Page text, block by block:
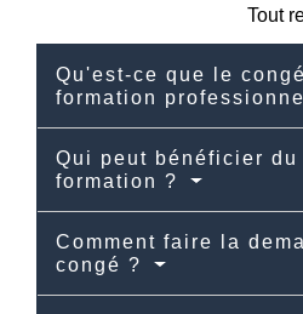
Tout
Qu'est-ce que le
formation
Qui peut bénéficier du
formation ?
Comment faire la
congé ?